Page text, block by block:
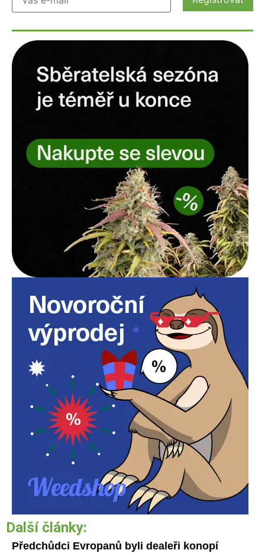
Další články:
Předchůdci Evropanů byli dealeři konopí